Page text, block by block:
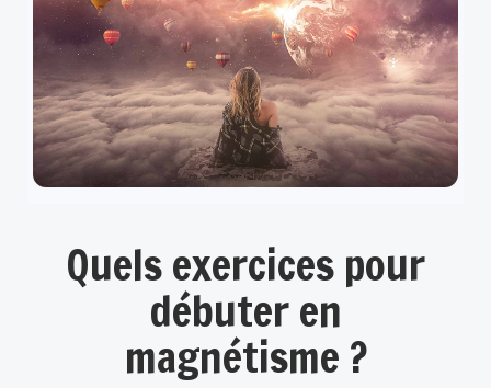
Quels exercices pour
débuter en
magnétisme ?